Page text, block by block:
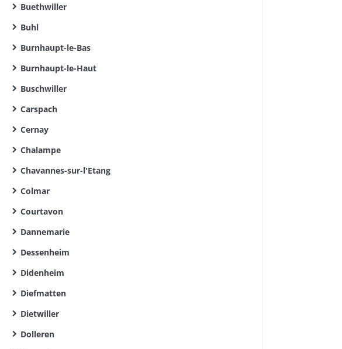
Buethwiller
Buhl
Burnhaupt-le-Bas
Burnhaupt-le-Haut
Buschwiller
Carspach
Cernay
Chalampe
Chavannes-sur-l'Etang
Colmar
Courtavon
Dannemarie
Dessenheim
Didenheim
Diefmatten
Dietwiller
Dolleren